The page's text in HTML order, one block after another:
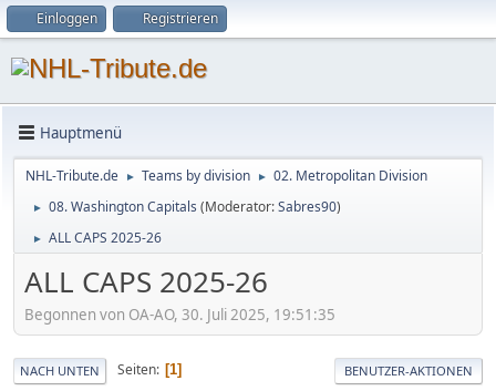
Einloggen Registrieren
Hauptmenü
NHL-Tribute.de ► Teams by division ► 02. Metropolitan Division
► 08. Washington Capitals (Moderator:Sabres90)
► ALL CAPS 2025-26
ALL CAPS 2025-26
Begonnen von OA-AO, 30. Juli 2025, 19:51:35
NACH UNTEN Seiten 1 BENUTZER-AKTIONEN